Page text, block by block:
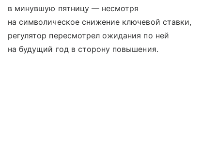
в минувшую пятницу — несмотря
на символическое снижение ключевой ставки,
регулятор пересмотрел ожидания по ней
на будущий год в сторону повышения.